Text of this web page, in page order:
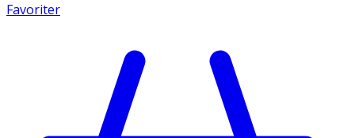
Favoriter